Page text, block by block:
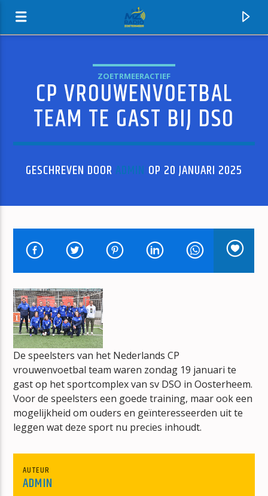
MZ-RADIO
HUIDIG NUMMER
VOOR DE WEKKER WAKKER
ERIK VAN VLIET
mz-radio
ZOETRMEERACTIEF
CP VROUWENVOETBAL
TEAM TE GAST BIJ DSO
GESCHREVEN DOOR ADMIN OP 20 JANUARI 2025
De speelsters van het Nederlands CP
vrouwenvoetbal team waren zondag 19 januari te
gast op het sportcomplex van sv DSO in Oosterheem.
Voor de speelsters een goede training, maar ook een
mogelijkheid om ouders en geïnteresseerden uit te
leggen wat deze sport nu precies inhoudt.
AUTEUR
ADMIN